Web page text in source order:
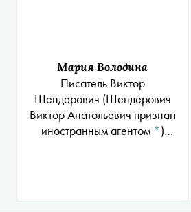
Мария Володина
ПисательВиктор
Шендерович (Шендерович
Виктор Анатольевич признан
иностранным агентом *)